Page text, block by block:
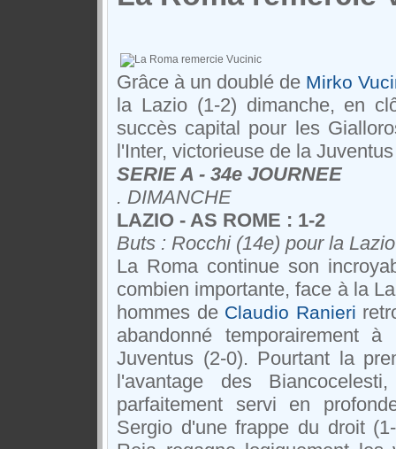
Grâce à un doublé de Mirko
la Lazio (1-2) dimanche, en
succès capital pour les
l'Inter, victorieuse de la
SERIE A - 34e JOURNEE
. DIMANCHE
LAZIO - AS ROME : 1-2
Buts : Rocchi (14e) pour la
La Roma continue son
combien importante, face à la
hommes de Claudio Ranieri
abandonné temporairement à
Juventus (2-0). Pourtant la
l'avantage des
parfaitement servi en
Sergio d'une frappe du droit